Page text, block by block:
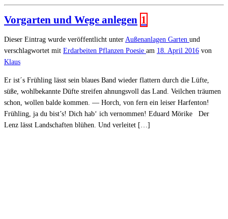
Vorgarten und Wege anlegen 1
Dieser Eintrag wurde veröffentlicht unter Außenanlagen Garten und
verschlagwortet mit Erdarbeiten Pflanzen Poesie am 18. April 2016 von
Klaus
Er ist´s Frühling lässt sein blaues Band wieder flattern durch die Lüfte,
süße, wohlbekannte Düfte streifen ahnungsvoll das Land. Veilchen träumen
schon, wollen balde kommen. — Horch, von fern ein leiser Harfenton!
Frühling, ja du bist’s! Dich hab‘ ich vernommen! Eduard Mörike Der
Lenz lässt Landschaften blühen. Und verleitet […]